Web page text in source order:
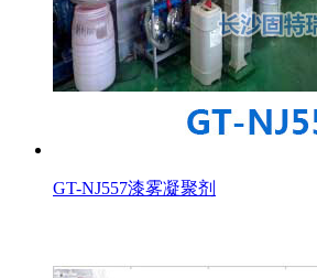
GT-NJ557漆雾凝聚剂